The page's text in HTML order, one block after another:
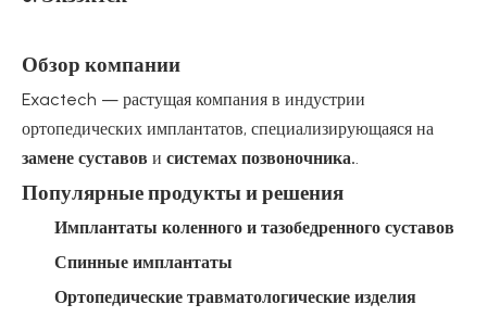
Обзор компании
Exactech — растущая компания в индустрии
ортопедических имплантатов, специализирующаяся на
замене суставов и системах позвоночника.
Популярные продукты и решения
Имплантаты коленного и тазобедренного суставов
Спинные имплантаты
Ортопедические травматологические изделия